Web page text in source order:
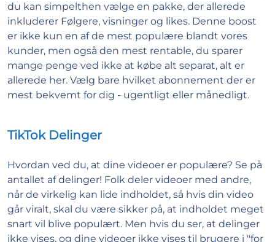
du kan simpelthen vælge en pakke, der allerede
inkluderer Følgere, visninger og likes. Denne boost
er ikke kun en af de mest populære blandt vores
kunder, men også den mest rentable, du sparer
mange penge ved ikke at købe alt separat, alt er
allerede her. Vælg bare hvilket abonnement der er
mest bekvemt for dig - ugentligt eller månedligt.
TikTok Delinger
Hvordan ved du, at dine videoer er populære? Se på
antallet af delinger! Folk deler videoer med andre,
når de virkelig kan lide indholdet, så hvis din video
går viralt, skal du være sikker på, at indholdet meget
snart vil blive populært. Men hvis du ser, at delinger
ikke vises, og dine videoer ikke vises til brugere i "for